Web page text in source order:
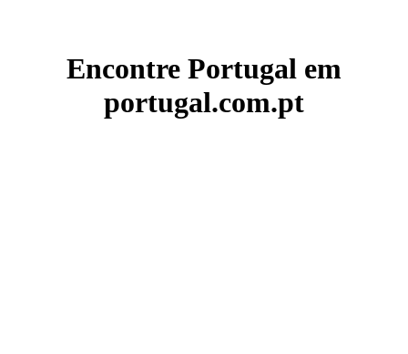
Encontre Portugal em
portugal.com.pt